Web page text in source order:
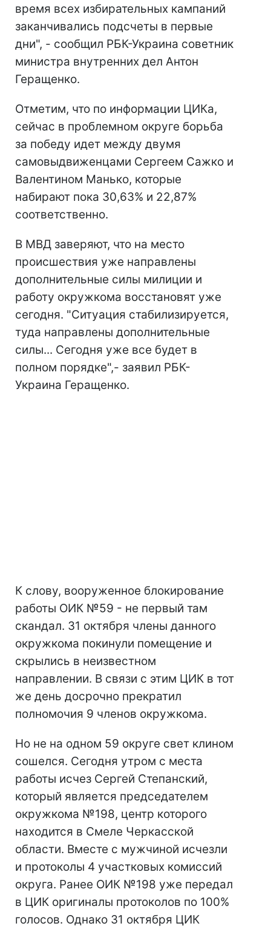
время всех избирательных кампаний
заканчивались подсчеты в первые
дни", - сообщил РБК-Украина советник
министра внутренних дел Антон
Геращенко.
Отметим, что по информации ЦИКа,
сейчас в проблемном округе борьба
за победу идет между двумя
самовыдвиженцами Сергеем Сажко и
Валентином Манько, которые
набирают пока 30,63% и 22,87%
соответственно.
В МВД заверяют, что на место
происшествия уже направлены
дополнительные силы милиции и
работу окружкома восстановят уже
сегодня. "Ситуация стабилизируется,
туда направлены дополнительные
силы... Сегодня уже все будет в
полном порядке",- заявил РБК-
Украина Геращенко.
К слову, вооруженное блокирование
работы ОИК №59 - не первый там
скандал. 31 октября члены данного
окружкома покинули помещение и
скрылись в неизвестном
направлении. В связи с этим ЦИК в тот
же день досрочно прекратил
полномочия 9 членов окружкома.
Но не на одном 59 округе свет клином
сошелся. Сегодня утром с места
работы исчез Сергей Степанский,
который является председателем
окружкома №198, центр которого
находится в Смеле Черкасской
области. Вместе с мужчиной исчезли
и протоколы 4 участковых комиссий
округа. Ранее ОИК №198 уже передал
в ЦИК оригиналы протоколов по 100%
голосов. Однако 31 октября ЦИК